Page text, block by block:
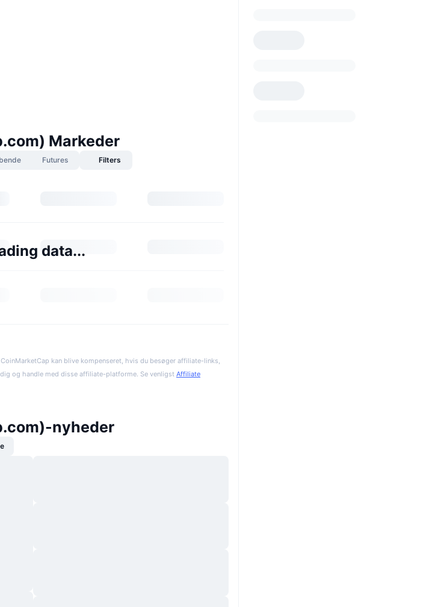
Markeder
Futures Filters
data...
kan blive kompenseret, hvis du besøger affiliate-links,
og handle med disse affiliate-platforme. Se venligst Affiliate
nyheder